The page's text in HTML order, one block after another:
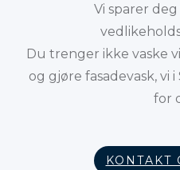
Vi sparer
Du trenger ikke vaske
og gjøre fasadevask, vi
for
KONTAKT